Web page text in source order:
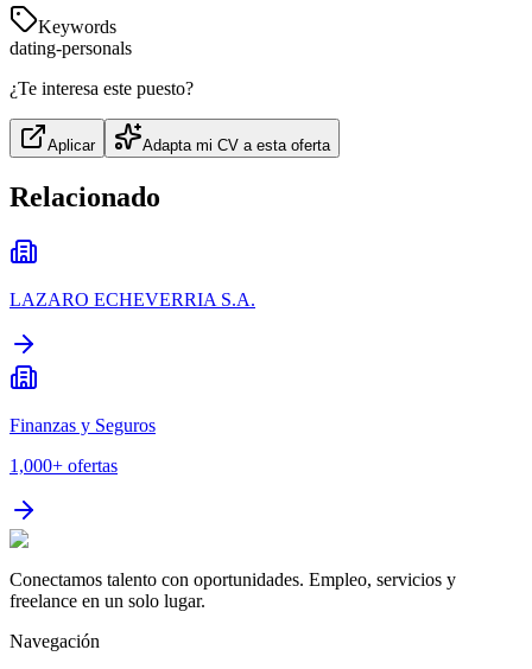
Keywords
dating-personals
¿Te interesa este puesto?
Aplicar Adapta mi CV a esta oferta
Relacionado
LAZARO ECHEVERRIA S.A.
Finanzas y Seguros
1,000+ ofertas
Conectamos talento con oportunidades. Empleo, servicios y
freelance en un solo lugar.
Navegación